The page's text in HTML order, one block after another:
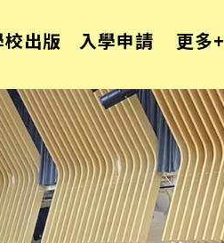
校出版 入學申請 更多+